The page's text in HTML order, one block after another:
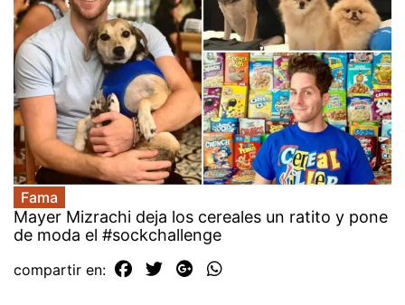
Fama
Mayer Mizrachi deja los cereales un ratito y pone
de moda el #sockchallenge
compartir en: